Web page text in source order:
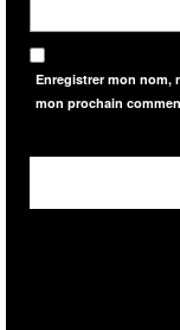
Enregistrer mon nom,
mon prochain